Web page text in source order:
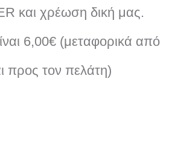
και χρέωση δική μας.
6,00€ (μεταφορικά από
προς τον πελάτη)